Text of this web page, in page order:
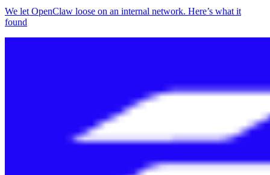
We let OpenClaw loose on an internal network. Here’s what it
found